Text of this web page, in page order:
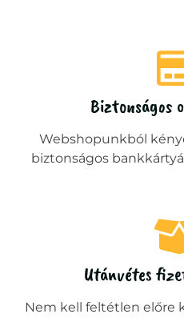
Biztonságos
Webshopunkból
biztonságos
Utánvétes
Nem kell feltétlen előre